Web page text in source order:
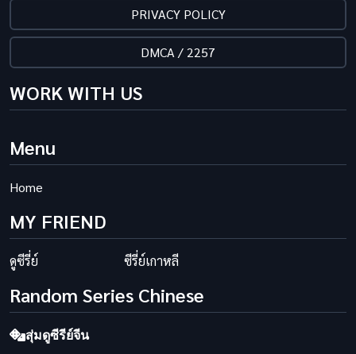
PRIVACY POLICY
DMCA / 2257
WORK WITH US
Menu
Home
MY FRIEND
ดูซีรี่ย์ ซีรี่ย์เกาหลี
Random Series Chinese
สุ่มดูซีรีย์จีน